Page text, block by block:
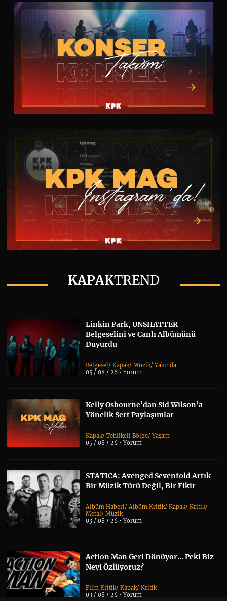
KAPAKTREND
Linkin Park, UNSHATTER
Belgeselini ve Canlı Albümünü
Duyurdu
Belgesel/Kapak/Müzik/Yakında
05 / 08 / 26 •Yorum
Kelly Osbourne’dan Sid Wilson’a
Yönelik Sert Paylaşımlar
Kapak/Tehlikeli Bölge/Yaşam
05 / 08 / 26 •Yorum
STATICA: Avenged Sevenfold Artık
Bir Müzik Türü Değil, Bir Fikir
Albüm Haberi/Albüm Kritik/Kapak/Kritik/
Metal/Müzik
03 / 08 / 26 •Yorum
Action Man Geri Dönüyor… Peki Biz
Neyi Özlüyoruz?
Film Kritik/Kapak/Kritik
03 / 08 / 26 •Yorum